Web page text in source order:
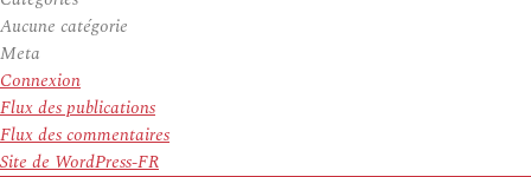
Aucune catégorie
Meta
Connexion
Flux des publications
Flux des commentaires
Site de WordPress-FR